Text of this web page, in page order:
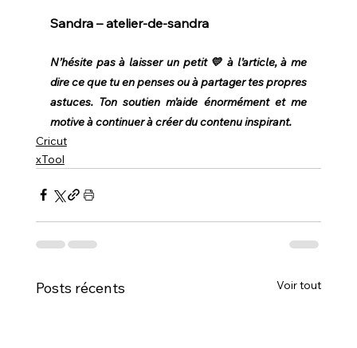
Sandra – atelier-de-sandra
N’hésite pas à laisser un petit 💛 à l’article, à me
dire ce que tu en penses ou à partager tes propres
astuces. Ton soutien m’aide énormément et me
motive à continuer à créer du contenu inspirant.
Cricut
xTool
Posts récents Voir tout